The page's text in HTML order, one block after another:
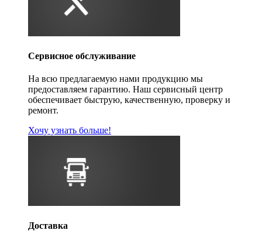
Сервисное обслуживание
На всю предлагаемую нами продукцию мы
предоставляем гарантию. Наш сервисный центр
обеспечивает быструю, качественную, проверку и
ремонт.
Хочу узнать больше!
Доставка